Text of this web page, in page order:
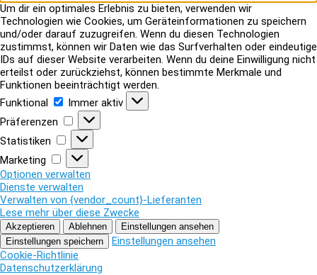
Um dir ein optimales Erlebnis zu bieten, verwenden wir
Technologien wie Cookies, um Geräteinformationen zu speichern
und/oder darauf zuzugreifen. Wenn du diesen Technologien
zustimmst, können wir Daten wie das Surfverhalten oder eindeutige
IDs auf dieser Website verarbeiten. Wenn du deine Einwilligung nicht
erteilst oder zurückziehst, können bestimmte Merkmale und
Funktionen beeinträchtigt werden.
Funktional
Funktional
Immer aktiv
Präferenzen
Präferenzen
Statistiken
Statistiken
Marketing
Marketing
Optionen verwalten
Dienste verwalten
Verwalten von {vendor_count}-Lieferanten
Lese mehr über diese Zwecke
Akzeptieren Ablehnen
Einstellungen ansehen
Einstellungen speichern
Einstellungen ansehen
Cookie-Richtlinie
Datenschutzerklärung